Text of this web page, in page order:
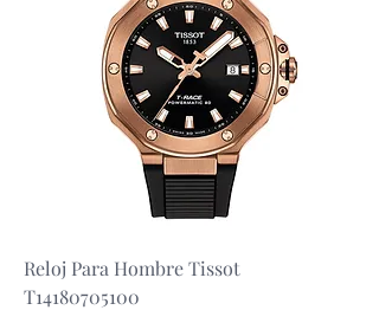
Reloj Para Hombre Tissot
T14180705100